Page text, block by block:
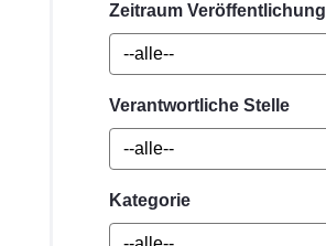
Zeitraum Veröffentlichung
Verantwortliche Stelle
Kategorie